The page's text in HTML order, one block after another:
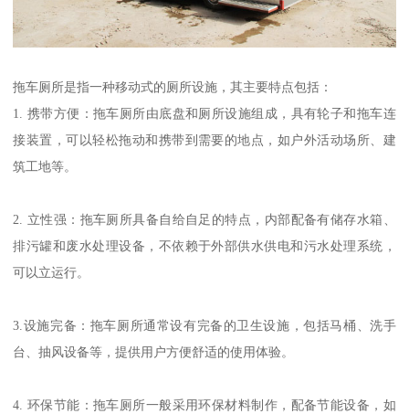
拖车厕所是指一种移动式的厕所设施，其主要特点包括：
1. 携带方便：拖车厕所由底盘和厕所设施组成，具有轮子和拖车连
接装置，可以轻松拖动和携带到需要的地点，如户外活动场所、建
筑工地等。
2. 立性强：拖车厕所具备自给自足的特点，内部配备有储存水箱、
排污罐和废水处理设备，不依赖于外部供水供电和污水处理系统，
可以立运行。
3.设施完备：拖车厕所通常设有完备的卫生设施，包括马桶、洗手
台、抽风设备等，提供用户方便舒适的使用体验。
4. 环保节能：拖车厕所一般采用环保材料制作，配备节能设备，如